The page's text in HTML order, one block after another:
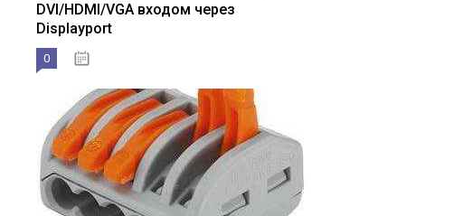
DVI/HDMI/VGA входом через
Displayport
0